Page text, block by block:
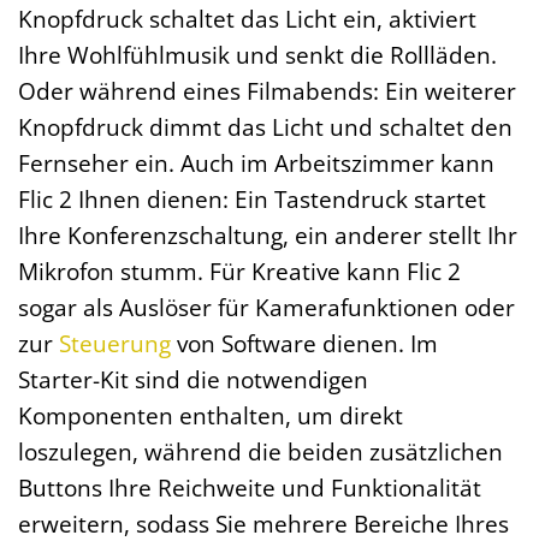
Knopfdruck schaltet das Licht ein, aktiviert
Ihre Wohlfühlmusik und senkt die Rollläden.
Oder während eines Filmabends: Ein weiterer
Knopfdruck dimmt das Licht und schaltet den
Fernseher ein. Auch im Arbeitszimmer kann
Flic 2 Ihnen dienen: Ein Tastendruck startet
Ihre Konferenzschaltung, ein anderer stellt Ihr
Mikrofon stumm. Für Kreative kann Flic 2
sogar als Auslöser für Kamerafunktionen oder
zur Steuerungvon Software dienen. Im
Starter-Kit sind die notwendigen
Komponenten enthalten, um direkt
loszulegen, während die beiden zusätzlichen
Buttons Ihre Reichweite und Funktionalität
erweitern, sodass Sie mehrere Bereiche Ihres